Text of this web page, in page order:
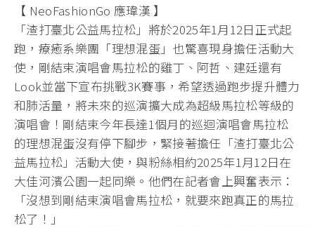
【 NeoFashionGo 應瑋漢 】
「渣打臺北公益馬拉松」將於2025年1月12日正式起
跑，療癒系樂團「理想混蛋」也驚喜現身擔任活動大
使，剛結束演唱會馬拉松的雞丁、阿哲、建廷還有
Look並當下宣布挑戰3K賽事，希望透過跑步提升體力
和肺活量，將未來的巡演擴大成為超級馬拉松等級的
演唱會！剛結束今年長達1個月的巡迴演唱會馬拉松
的理想混蛋沒有停下腳步，緊接著擔任「渣打臺北公
益馬拉松」活動大使，與粉絲相約2025年1月12日在
大佳河濱公園一起同樂。他們在記者會上興奮表示：
「沒想到剛結束演唱會馬拉松，就要來跑真正的馬拉
松了！」